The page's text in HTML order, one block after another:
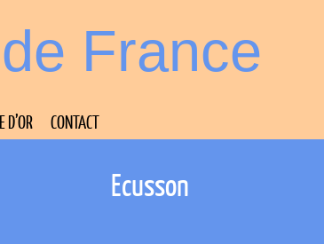
France
D’OR CONTACT
Ecusson